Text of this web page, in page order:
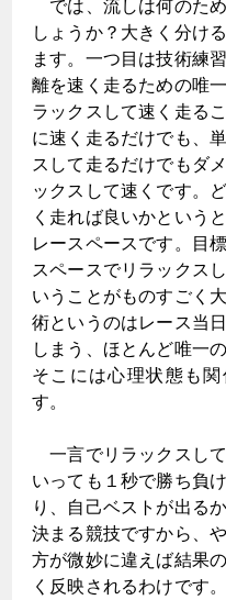
では、流しは何のた
しょうか？大きく分け
ます。一つ目は技術練
離を速く走るための唯
ラックスして速く走る
に速く走るだけでも、
スして走るだけでもダ
ックスして速くです。
く走れば良いかという
レースペースです。目
スペースでリラックス
いうことがものすごく
術というのはレース当
しまう、ほとんど唯一の
そこには心理状態も関
す。
一言でリラックスし
いっても１秒で勝ち負
り、自己ベストが出る
決まる競技ですから、
方が微妙に違えば結果
く反映されるわけです